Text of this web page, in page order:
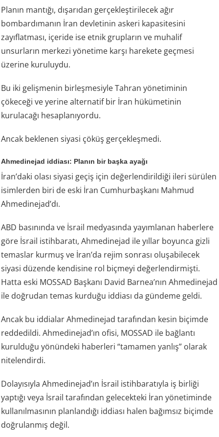
Planın mantığı, dışarıdan gerçekleştirilecek ağır
bombardımanın İran devletinin askeri kapasitesini
zayıflatması, içeride ise etnik grupların ve muhalif
unsurların merkezi yönetime karşı harekete geçmesi
üzerine kuruluydu.
Bu iki gelişmenin birleşmesiyle Tahran yönetiminin
çökeceği ve yerine alternatif bir İran hükümetinin
kurulacağı hesaplanıyordu.
Ancak beklenen siyasi çöküş gerçekleşmedi.
Ahmedinejad iddiası: Planın bir başka ayağı
İran’daki olası siyasi geçiş için değerlendirildiği ileri sürülen
isimlerden biri de eski İran Cumhurbaşkanı Mahmud
Ahmedinejad’dı.
ABD basınında ve İsrail medyasında yayımlanan haberlere
göre İsrail istihbaratı, Ahmedinejad ile yıllar boyunca gizli
temaslar kurmuş ve İran’da rejim sonrası oluşabilecek
siyasi düzende kendisine rol biçmeyi değerlendirmişti.
Hatta eski MOSSAD Başkanı David Barnea’nın Ahmedinejad
ile doğrudan temas kurduğu iddiası da gündeme geldi.
Ancak bu iddialar Ahmedinejad tarafından kesin biçimde
reddedildi. Ahmedinejad’ın ofisi, MOSSAD ile bağlantı
kurulduğu yönündeki haberleri “tamamen yanlış” olarak
nitelendirdi.
Dolayısıyla Ahmedinejad’ın İsrail istihbaratıyla iş birliği
yaptığı veya İsrail tarafından gelecekteki İran yönetiminde
kullanılmasının planlandığı iddiası halen bağımsız biçimde
doğrulanmış değil.